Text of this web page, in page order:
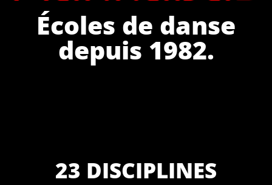
Écoles de danse
depuis 1982.
23 DISCIPLINES